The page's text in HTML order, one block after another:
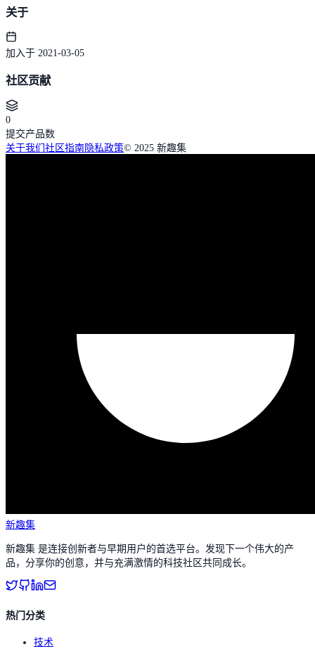
关于
加入于 2021-03-05
社区贡献
0
提交产品数
关于我们 社区指南隐私政策© 2025 新趣集
新趣集
新趣集 是连接创新者与早期用户的首选平台。发现下一个伟大的产
品，分享你的创意，并与充满激情的科技社区共同成长。
热门分类
技术